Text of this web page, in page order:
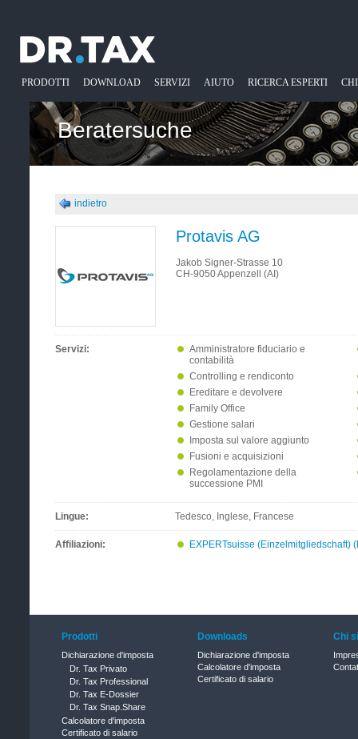
PRODOTTI DOWNLOAD SERVIZI AIUTO RICERCA ESPERTI
Beratersuche
indietro
Protavis AG
Jakob Signer-Strasse 10
CH-9050 Appenzell (AI)
Servizi:
Amministratore fiduciario e
contabilità
Controlling e rendiconto
Ereditare e devolvere
Family Office
Gestione salari
Imposta sul valore aggiunto
Fusioni e acquisizioni
Regolamentazione della
successione PMI
Lingue: Tedesco, Inglese, Francese
Affiliazioni: EXPERTsuisse (Einzelmitgliedschaft)
Prodotti
Dichiarazione d'imposta
Dr. Tax Privato
Dr. Tax Professional
Dr. Tax E-Dossier
Dr. Tax Snap.Share
Calcolatore d'imposta
Certificato di salario
Downloads
Dichiarazione d'imposta
Calcolatore d'imposta
Certificato di salario
Chi